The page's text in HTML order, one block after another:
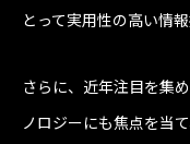
とって実用性の高い情
さらに、近年注目を集
ノロジーにも焦点を当